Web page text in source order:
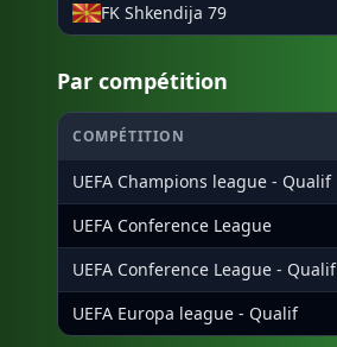
FK Shkendija 79
Par compétition
COMPÉTITION
UEFA Champions league - Qualif
UEFA Conference League
UEFA Conference League - Qualif
UEFA Europa league - Qualif